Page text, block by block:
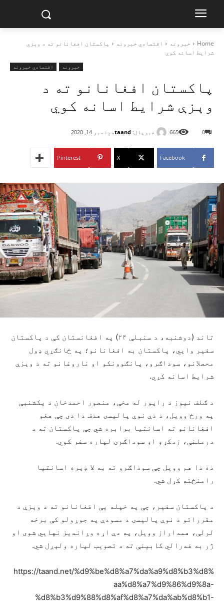
Home خبرونه اقتصادي خبرونه
پاکستان افغانانو ته د وېزې
شرایط اسانه کوي
خبرونه اقتصادي خبرونه
پاکستان افغانانو ته د
وېزې شرایط اسانه کوي
خبریال: taandسپتمبر 14, 2020 0
665
Facebook
X
Pinterest
تاند (دوشنبه، د سنبلې ۲۴) په افغانستان کې د پاکستان
سفیر وايي، پاکستان به افغانانو؛ په ځانګړي ډول
محصلانو، سوداګرو، پانګوونکو او ناروغانو ته د وېزې
شرایط اسانه کړي.
د ګلف نیوز د راپور له مخې، منصور احمدخان د یکشنبې
په ورځ وویل، د دې نوې پالیسۍ هدف دا دی چې هغو
افغانانو ته اسانتیا برابره شي چې پاکستان ته د
درملنې، زدکړو او سوداګرۍ لپاره سفر کوي.
ده دا هم وویل چې سوداګرو ته به لا ډېره اسانتیا
رامنځته کړل شي.
د پاکستان سفیر، چې په خپله یې افغانانو ته د وېزې د
مقرراتو د نوې پالیسۍ د مسودې په جوړولو کې برخه
لرلې، همداراز وویل، په دې اړه وړاندیز نهايي شوی او
ژر به فدرالي کابینې ته د تصویب لپاره ولېږل شي.
https://taand.net/%d9%be%d8%a7%da%a9%d8%b3%d8%
aa%d8%a7%d9%86%d9%8a-
%d8%b3%d9%88%d8%af%d8%a7%da%ab%d8%b1-